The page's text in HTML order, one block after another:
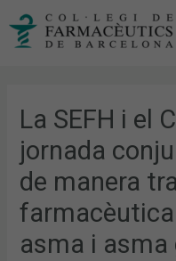
La SEFH i el
jornada
de manera
asma i asma